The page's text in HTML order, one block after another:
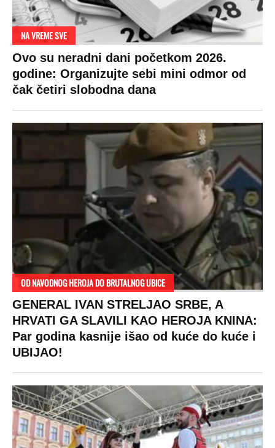
NA VREME SVE
Ovo su neradni dani početkom 2026.
godine: Organizujte sebi mini odmor od
čak četiri slobodna dana
OD NAVODNOG HEROJA DO BRUTALNOG UBICE
GENERAL IVAN STRELJAO SRBE, A
HRVATI GA SLAVILI KAO HEROJA KNINA:
Par godina kasnije išao od kuće do kuće i
UBIJAO!